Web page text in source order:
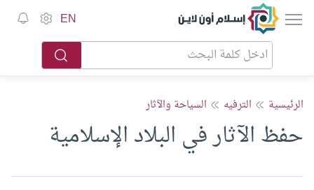
إسلام أون لاين EN
الرئيسية الترفيه السياحة والآثار
حفظ الآثار في البلاد الإسلامية